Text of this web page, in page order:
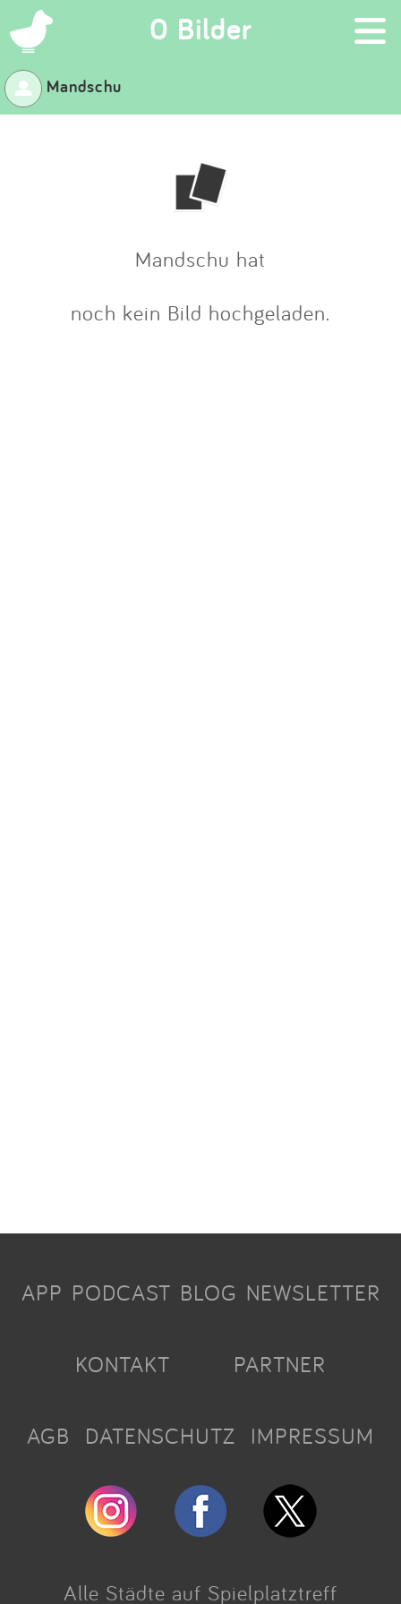
0 Bilder ×
Suchen
Eintragen
App
Blog
Partner
Mandschu
Mandschu hat
noch kein Bild hochgeladen.
APP PODCAST BLOG NEWSLETTER
KONTAKT PARTNER
AGB DATENSCHUTZ IMPRESSUM
Alle Städte auf Spielplatztreff